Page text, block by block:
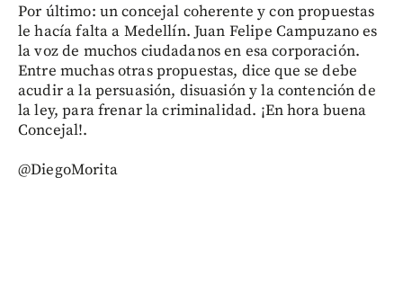
Por último: un concejal coherente y con propuestas
le hacía falta a Medellín. Juan Felipe Campuzano es
la voz de muchos ciudadanos en esa corporación.
Entre muchas otras propuestas, dice que se debe
acudir a la persuasión, disuasión y la contención de
la ley, para frenar la criminalidad. ¡En hora buena
Concejal!.
@DiegoMorita